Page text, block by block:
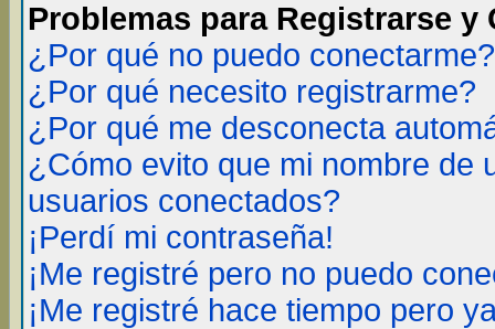
Problemas para Registrarse y
¿Por qué no puedo conectarme?
¿Por qué necesito registrarme?
¿Por qué me desconecta
¿Cómo evito que mi nombre de
usuarios conectados?
¡Perdí mi contraseña!
¡Me registré pero no puedo
¡Me registré hace tiempo pero